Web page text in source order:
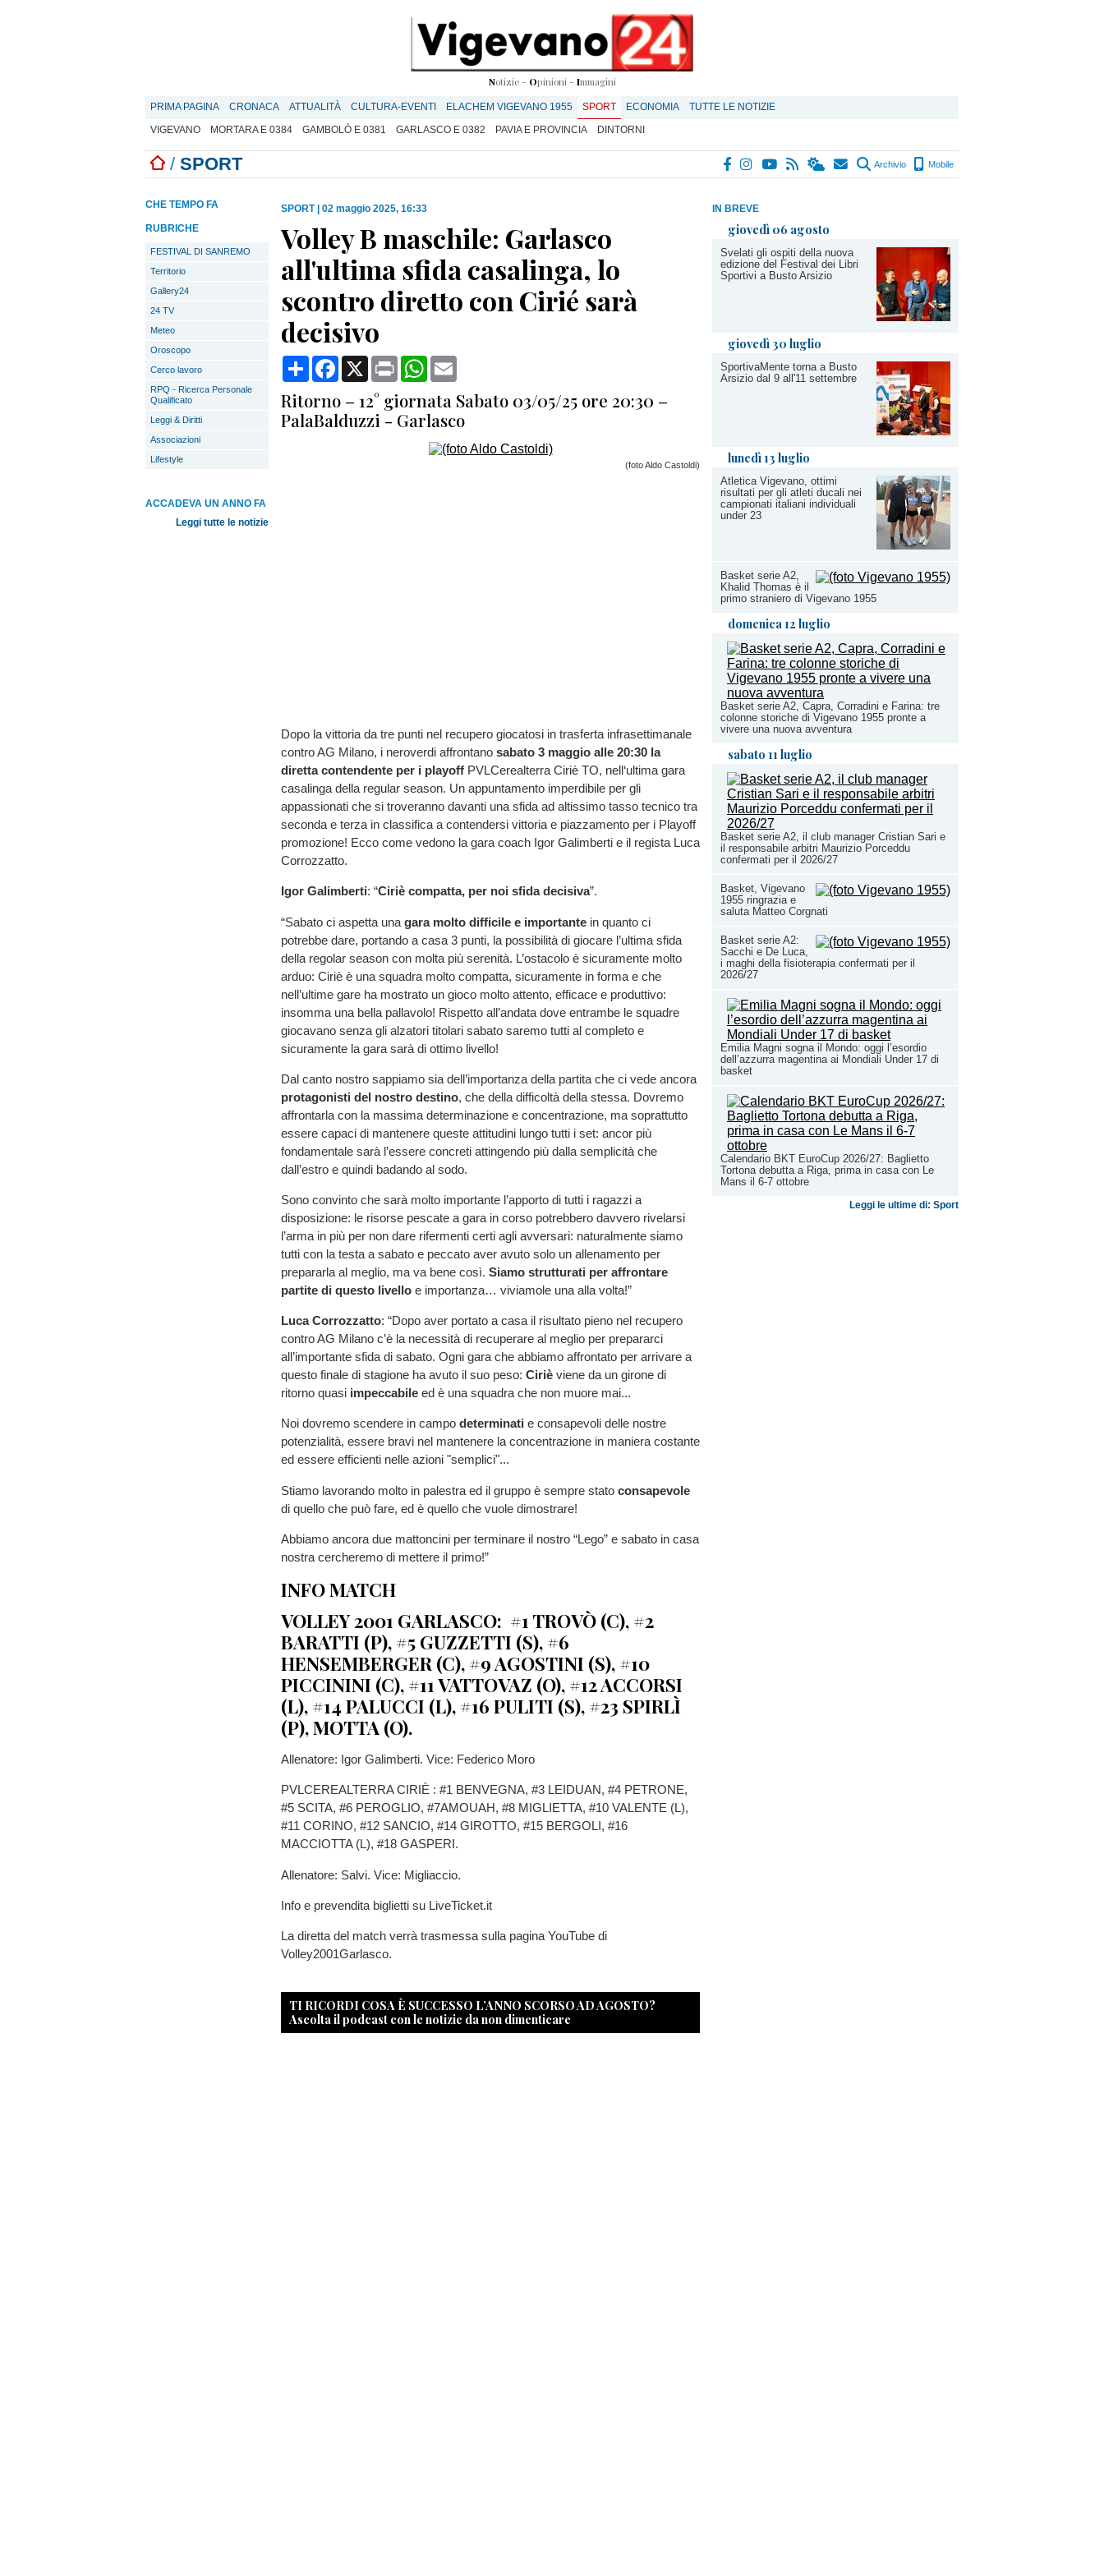
Notizie - Opinioni - Immagini
PRIMA PAGINA CRONACA ATTUALITÀ CULTURA-EVENTI ELACHEM VIGEVANO 1955 SPORT ECONOMIA
TUTTE LE NOTIZIE
VIGEVANO
MORTARA E 0384 GAMBOLÒ E 0381 GARLASCO E 0382 PAVIA E PROVINCIA DINTORNI
/ SPORT Archivio Mobile
IN BREVE
giovedì 06 agosto
Svelati gli ospiti della nuova
edizione del Festival dei Libri
Sportivi a Busto Arsizio
giovedì 30 luglio
SportivaMente torna a Busto
Arsizio dal 9 all'11 settembre
lunedì 13 luglio
Atletica Vigevano, ottimi
risultati per gli atleti ducali nei
campionati italiani individuali
under 23
Basket serie A2,
Khalid Thomas è il
primo straniero di Vigevano 1955
domenica 12 luglio
Basket serie A2, Capra, Corradini e Farina: tre
colonne storiche di Vigevano 1955 pronte a
vivere una nuova avventura
sabato 11 luglio
Basket serie A2, il club manager Cristian Sari e
il responsabile arbitri Maurizio Porceddu
confermati per il 2026/27
Basket, Vigevano
1955 ringrazia e
saluta Matteo Corgnati
Basket serie A2:
Sacchi e De Luca,
i maghi della fisioterapia confermati per il
2026/27
Emilia Magni sogna il Mondo: oggi l’esordio
dell’azzurra magentina ai Mondiali Under 17 di
basket
Calendario BKT EuroCup 2026/27: Baglietto
Tortona debutta a Riga, prima in casa con Le
Mans il 6-7 ottobre
Leggi le ultime di: Sport
CHE TEMPO FA
RUBRICHE
FESTIVAL DI SANREMO
Territorio
Gallery24
24 TV
Meteo
Oroscopo
Cerco lavoro
RPQ - Ricerca Personale
Qualificato
Leggi & Diritti
Associazioni
Lifestyle
ACCADEVA UN ANNO FA
Leggi tutte le notizie
SPORT| 02 maggio 2025, 16:33
Volley B maschile: Garlasco
all'ultima sfida casalinga, lo
scontro diretto con Cirié sarà
decisivo
CondividiFacebook
X Print WhatsApp
Ritorno – 12° giornata Sabato 03/05/25 ore 20:30 –
PalaBalduzzi - Garlasco
(foto Aldo Castoldi)
Dopo la vittoria da tre punti nel recupero giocatosi in trasferta infrasettimanale
contro AG Milano, i neroverdi affrontano sabato 3 maggio alle 20:30 la
diretta contendente per i playoff PVLCerealterra Ciriè TO, nell‘ultima gara
casalinga della regular season. Un appuntamento imperdibile per gli
appassionati che si troveranno davanti una sfida ad altissimo tasso tecnico tra
seconda e terza in classifica a contendersi vittoria e piazzamento per i Playoff
promozione! Ecco come vedono la gara coach Igor Galimberti e il regista Luca
Corrozzatto.
Igor Galimberti: “Ciriè compatta, per noi sfida decisiva”.
“Sabato ci aspetta una gara molto difficile e importante in quanto ci
potrebbe dare, portando a casa 3 punti, la possibilità di giocare l’ultima sfida
della regolar season con molta più serenità. L’ostacolo è sicuramente molto
arduo: Ciriè è una squadra molto compatta, sicuramente in forma e che
nell’ultime gare ha mostrato un gioco molto attento, efficace e produttivo:
insomma una bella pallavolo! Rispetto all’andata dove entrambe le squadre
giocavano senza gli alzatori titolari sabato saremo tutti al completo e
sicuramente la gara sarà di ottimo livello!
Dal canto nostro sappiamo sia dell’importanza della partita che ci vede ancora
protagonisti del nostro destino, che della difficoltà della stessa. Dovremo
affrontarla con la massima determinazione e concentrazione, ma soprattutto
essere capaci di mantenere queste attitudini lungo tutti i set: ancor più
fondamentale sarà l’essere concreti attingendo più dalla semplicità che
dall’estro e quindi badando al sodo.
Sono convinto che sarà molto importante l’apporto di tutti i ragazzi a
disposizione: le risorse pescate a gara in corso potrebbero davvero rivelarsi
l’arma in più per non dare rifermenti certi agli avversari: naturalmente siamo
tutti con la testa a sabato e peccato aver avuto solo un allenamento per
prepararla al meglio, ma va bene così. Siamo strutturati per affrontare
partite di questo livello e importanza… viviamole una alla volta!”
LucaCorrozzatto: “Dopo aver portato a casa il risultato pieno nel recupero
contro AG Milano c’è la necessità di recuperare al meglio per prepararci
all’importante sfida di sabato. Ogni gara che abbiamo affrontato per arrivare a
questo finale di stagione ha avuto il suo peso: Ciriè viene da un girone di
ritorno quasi impeccabile ed è una squadra che non muore mai...
Noi dovremo scendere in campo determinati e consapevoli delle nostre
potenzialità, essere bravi nel mantenere la concentrazione in maniera costante
ed essere efficienti nelle azioni "semplici"...
Stiamo lavorando molto in palestra ed il gruppo è sempre stato consapevole
di quello che può fare, ed è quello che vuole dimostrare!
Abbiamo ancora due mattoncini per terminare il nostro “Lego” e sabato in casa
nostra cercheremo di mettere il primo!”
INFOMATCH
VOLLEY 2001 GARLASCO: #1 TROVÒ (C), #2
BARATTI (P), #5 GUZZETTI (S), #6
HENSEMBERGER (C), #9AGOSTINI (S), #10
PICCININI (C), #11 VATTOVAZ (O), #12ACCORSI
(L), #14 PALUCCI (L), #16 PULITI (S), #23 SPIRLÌ
(P), MOTTA (O).
Allenatore: Igor Galimberti. Vice: Federico Moro
PVLCEREALTERRA CIRIÈ : #1 BENVEGNA, #3 LEIDUAN, #4 PETRONE,
#5 SCITA, #6 PEROGLIO, #7AMOUAH, #8 MIGLIETTA, #10 VALENTE (L),
#11 CORINO, #12 SANCIO, #14 GIROTTO, #15 BERGOLI, #16
MACCIOTTA (L), #18 GASPERI.
Allenatore: Salvi. Vice: Migliaccio.
Info e prevendita biglietti su LiveTicket.it
La diretta del match verrà trasmessa sulla pagina YouTube di
Volley2001Garlasco.
TI RICORDI COSA È SUCCESSO L’ANNO SCORSO AD AGOSTO?
Ascolta il podcast con le notizie da non dimenticare